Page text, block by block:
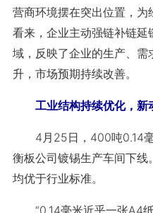
营商环境摆在突出位置，为
看来，企业主动强链补链
域，反映了企业的生产、
升，市场预期持续改善。
工业结构持续优化，新
4月25日，400吨0.14毫
衡板公司镀锡生产车间下
均优于行业标准。